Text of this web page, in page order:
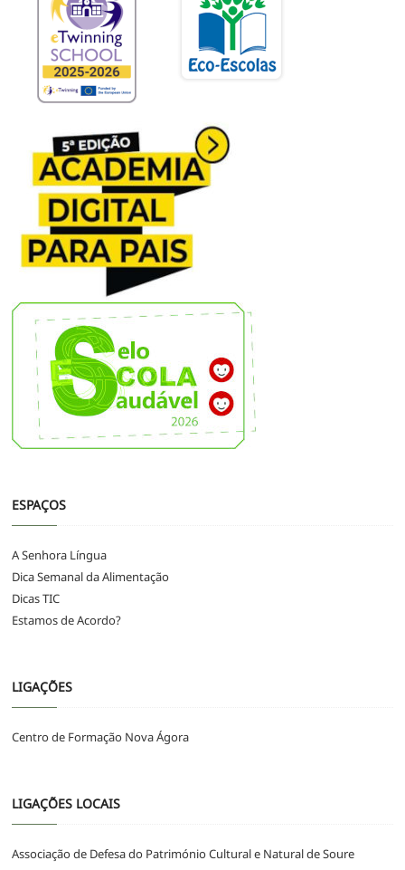
ESPAÇOS
A Senhora Língua
Dica Semanal da Alimentação
Dicas TIC
Estamos de Acordo?
LIGAÇÕES
Centro de Formação Nova Ágora
LIGAÇÕES LOCAIS
Associação de Defesa do Património Cultural e Natural de Soure